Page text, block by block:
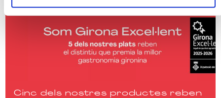
Cinc dels nostres productes reben